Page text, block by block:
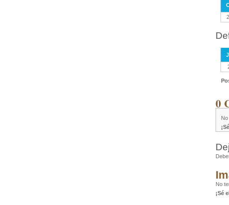
2
0
No
¡Sé